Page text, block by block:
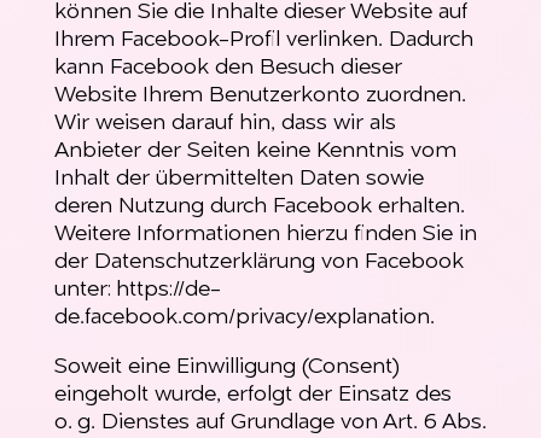
können Sie die Inhalte dieser Website auf
Ihrem Facebook-Profil verlinken. Dadurch
kann Facebook den Besuch dieser
Website Ihrem Benutzerkonto zuordnen.
Wir weisen darauf hin, dass wir als
Anbieter der Seiten keine Kenntnis vom
Inhalt der übermittelten Daten sowie
deren Nutzung durch Facebook erhalten.
Weitere Informationen hierzu finden Sie in
der Datenschutzerklärung von Facebook
unter: https://de-
de.facebook.com/privacy/explanation.
Soweit eine Einwilligung (Consent)
eingeholt wurde, erfolgt der Einsatz des
o. g. Dienstes auf Grundlage von Art. 6 Abs.